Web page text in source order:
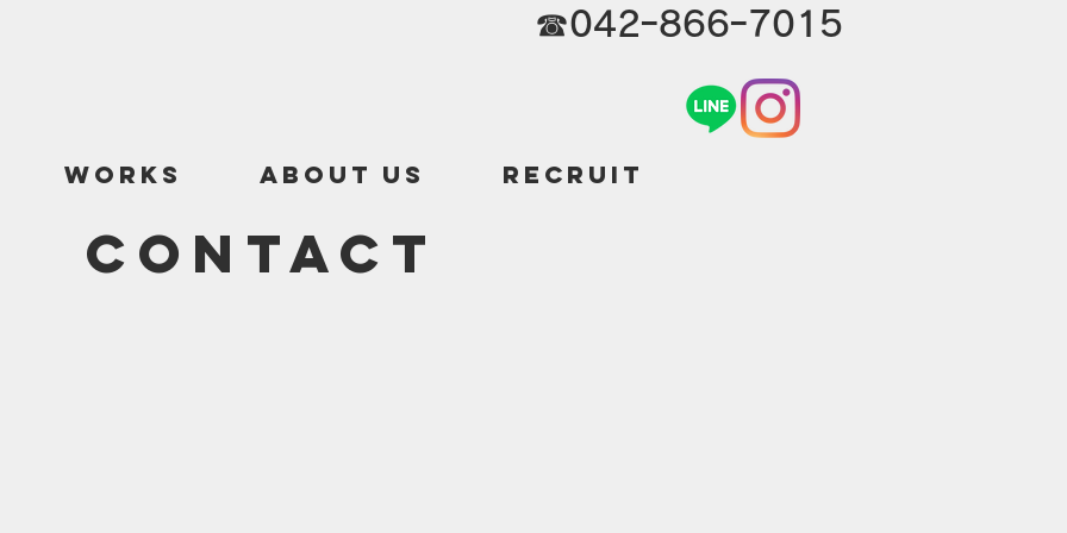
​☎042ｰ866ｰ7015
Works About Us RECRUIT
CONTACT